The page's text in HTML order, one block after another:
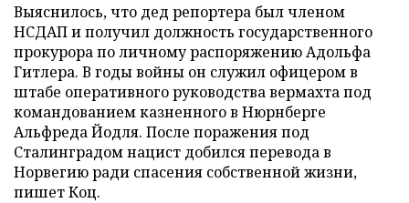
Выяснилось, что дед репортера был членом
НСДАП и получил должность государственного
прокурора по личному распоряжению Адольфа
Гитлера. В годы войны он служил офицером в
штабе оперативного руководства вермахта под
командованием казненного в Нюрнберге
Альфреда Йодля. После поражения под
Сталинградом нацист добился перевода в
Норвегию ради спасения собственной жизни,
пишет Коц.